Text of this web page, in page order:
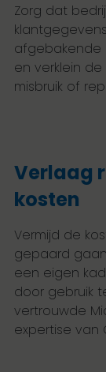
Zorg dat
afgebakende
en verklein
misbruik of
Verlaag
kosten
Vermijd de
gepaard
een eigen
door gebruik
vertrouwde
expertise van